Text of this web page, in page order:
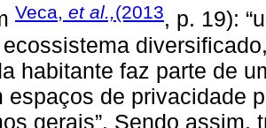
Veca, et al.,(2013, p. 19):
habitante faz parte de
espaços de privacidade
gerais”. Sendo assim,